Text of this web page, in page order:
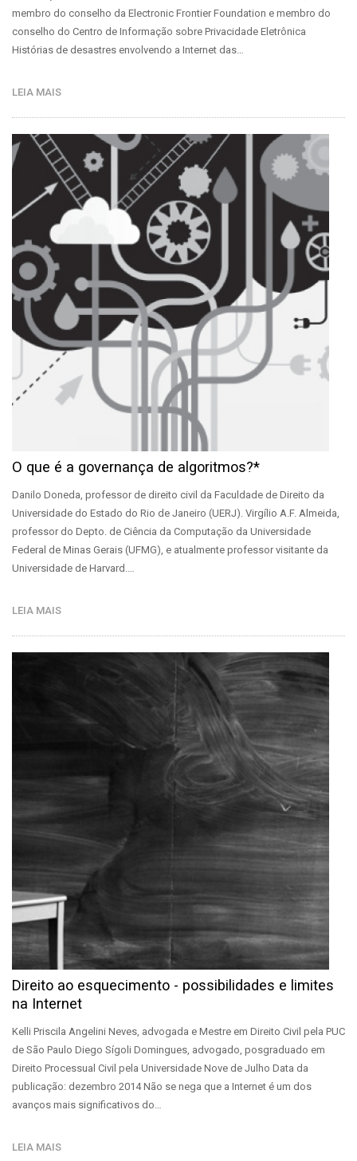
membro do conselho da Electronic Frontier Foundation e membro do
conselho do Centro de Informação sobre Privacidade Eletrônica
Histórias de desastres envolvendo a Internet das…
LEIA MAIS
O que é a governança de algoritmos?*
Danilo Doneda, professor de direito civil da Faculdade de Direito da
Universidade do Estado do Rio de Janeiro (UERJ). Virgílio A.F. Almeida,
professor do Depto. de Ciência da Computação da Universidade
Federal de Minas Gerais (UFMG), e atualmente professor visitante da
Universidade de Harvard.…
LEIA MAIS
Direito ao esquecimento - possibilidades e limites
na Internet
Kelli Priscila Angelini Neves, advogada e Mestre em Direito Civil pela PUC
de São Paulo Diego Sígoli Domingues, advogado, posgraduado em
Direito Processual Civil pela Universidade Nove de Julho Data da
publicação: dezembro 2014 Não se nega que a Internet é um dos
avanços mais significativos do…
LEIA MAIS